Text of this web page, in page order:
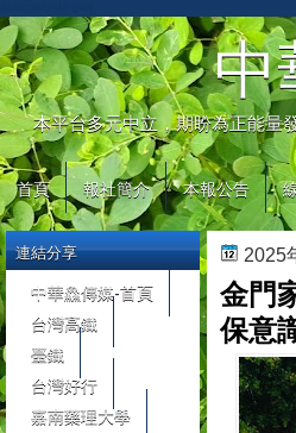
中
本平台多元中立，期盼為正能量
首頁 報社簡介 本報公告
2025
金門
保意
連結分享
中華鱻傳媒-首頁
台灣高鐵
臺鐵
台灣好行
嘉南藥理大學